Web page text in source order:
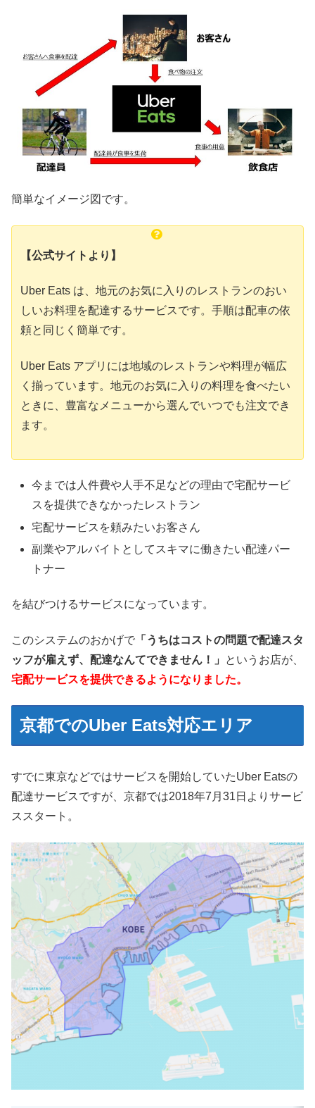
簡単なイメージ図です。
【公式サイトより】
Uber Eats は、地元のお気に入りのレストランのおい
しいお料理を配達するサービスです。手順は配車の依
頼と同じく簡単です。
Uber Eats アプリには地域のレストランや料理が幅広
く揃っています。地元のお気に入りの料理を食べたい
ときに、豊富なメニューから選んでいつでも注文でき
ます。
今までは人件費や人手不足などの理由で宅配サービ
スを提供できなかったレストラン
宅配サービスを頼みたいお客さん
副業やアルバイトとしてスキマに働きたい配達パー
トナー
を結びつけるサービスになっています。
このシステムのおかげで 「うちはコストの問題で配達スタ
ッフが雇えず、配達なんてできません！」
というお店が、
宅配サービスを提供できるようになりました。
京都でのUber Eats対応エリア
すでに東京などではサービスを開始していたUber Eatsの
配達サービスですが、京都では2018年7月31日よりサービ
ススタート。